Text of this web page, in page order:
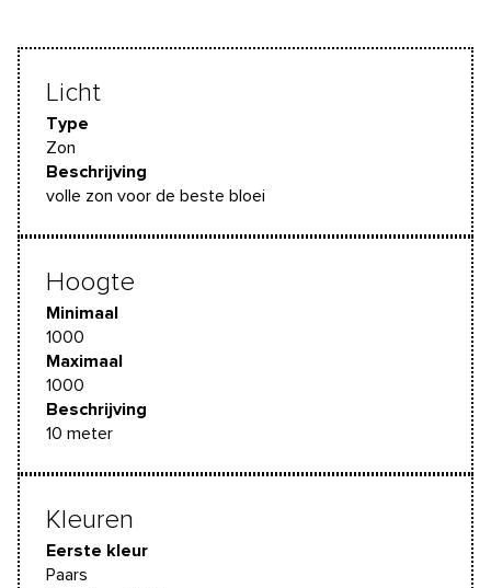
Licht
Type
Zon
Beschrijving
volle zon voor de beste bloei
Hoogte
Minimaal
1000
Maximaal
1000
Beschrijving
10 meter
Kleuren
Eerste kleur
Paars